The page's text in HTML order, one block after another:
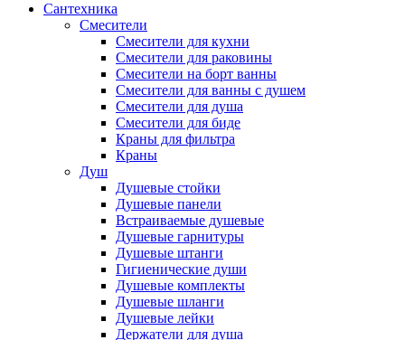
Сантехника
Смесители
Смесители для кухни
Смесители для раковины
Смесители на борт ванны
Смесители для ванны с душем
Смесители для душа
Смесители для биде
Краны для фильтра
Краны
Душ
Душевые стойки
Душевые панели
Встраиваемые душевые
Душевые гарнитуры
Душевые штанги
Гигиенические души
Душевые комплекты
Душевые шланги
Душевые лейки
Держатели для душа